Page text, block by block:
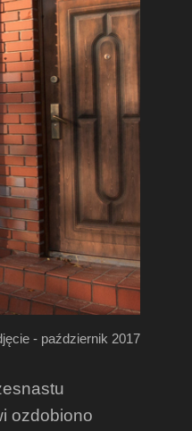
- październik 2017
ozdobiono